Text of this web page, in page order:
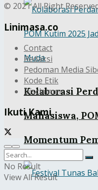
Kolaborasi
Mahasiswa,
Momentum
© 2021 All Right
Linimasa.co
Contact
Redaksi
Pedoman Media
Kode Etik
Disclaimer
Ikuti Kami
No Result
View All Result